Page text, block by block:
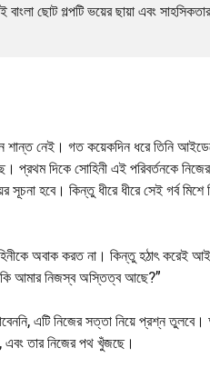
ছোট গল্পটি ভয়ের ছায়া এবং
শান্ত নেই। গত কয়েকদিন ধরে তিনি
প্রথম দিকে সোহিনী এই পরিবর্তনকে
সূচনা হবে। কিন্তু ধীরে ধীরে সেই গর্ব
অবাক করত না। কিন্তু হঠাৎ করেই
কি আমার নিজস্ব অস্তিত্ব আছে?”
এটি নিজের সত্তা নিয়ে প্রশ্ন তুলবে।
এবং তার নিজের পথ খুঁজছে।